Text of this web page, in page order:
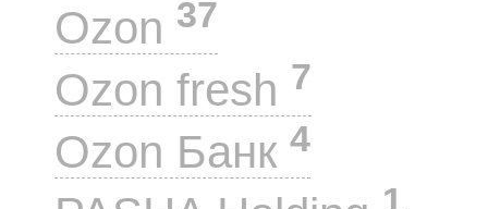
Ozon 37
Ozon fresh 7
Ozon Банк 4
1